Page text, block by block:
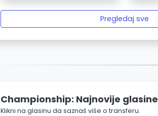
Pregledaj sve
Championship: Najnovije glasine
Klikni na glasinu da saznaš više o transferu.